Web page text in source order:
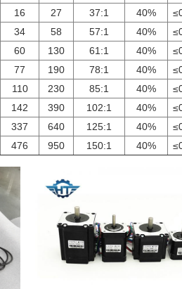
16 27 37:1 40%
34 58 57:1 40%
60 130 61:1 40%
77 190 78:1 40%
110 230 85:1 40%
142 390 102:1 40%
337 640 125:1 40%
476 950 150:1 40%